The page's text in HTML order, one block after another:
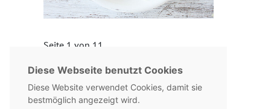
Seite 1 von 11.
Diese Webseite benutzt Cookies
Diese Website verwendet Cookies, damit sie
bestmöglich angezeigt wird.